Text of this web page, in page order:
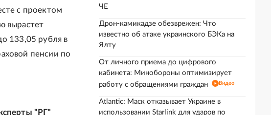
с проектом
вырастет
133,05 рубля в
пенсии по
"РГ"
ЧЕ
Дрон-камикадзе обезврежен: Что
известно об атаке украинского БЭКа на
Ялту
От личного приема до цифрового
кабинета: Минобороны оптимизирует
работу с обращениями граждан
Видео
Atlantic: Маск отказывает Украине в
использовании Starlink для ударов по